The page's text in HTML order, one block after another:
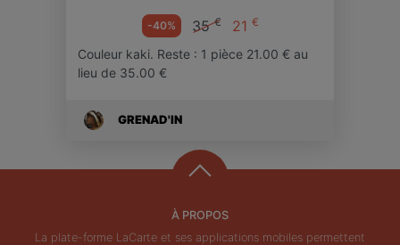
-40% 35€ 21 €
Couleur kaki. Reste : 1 pièce 21.00 € au
lieu de 35.00 €
GRENAD'IN
À PROPOS
La plate-forme LaCarte et ses applications mobiles permettent